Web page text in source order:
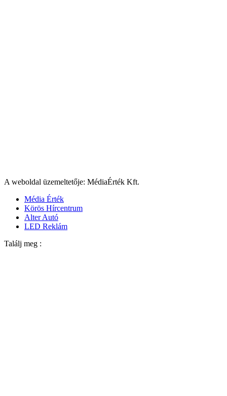
A weboldal üzemeltetője: MédiaÉrték Kft.
Média Érték
Körös Hírcentrum
Alter Autó
LED Reklám
Találj meg :